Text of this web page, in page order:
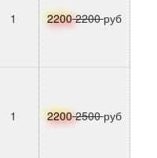
1 22002200руб
1 22002500руб